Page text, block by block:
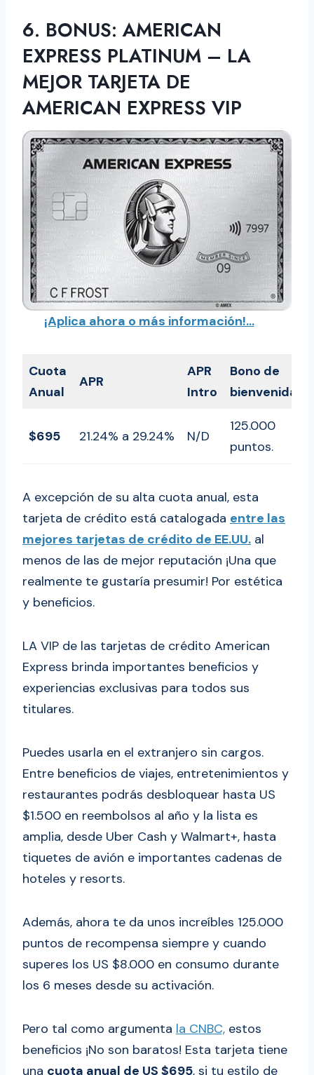
6. BONUS: AMERICAN
EXPRESS PLATINUM – LA
MEJOR TARJETA DE
AMERICAN EXPRESS VIP
¡Aplica ahora o más información!…
Cuota
Anual
APR
APR
Intro
Bono de
bienvenida
$695 21.24% a 29.24% N/D
125.000
puntos.
A excepción de su alta cuota anual, esta
tarjeta de crédito está catalogada entre las
mejores tarjetas de crédito de EE.UU. al
menos de las de mejor reputación ¡Una que
realmente te gustaría presumir! Por estética
y beneficios.
LA VIP de las tarjetas de crédito American
Express brinda importantes beneficios y
experiencias exclusivas para todos sus
titulares.
Puedes usarla en el extranjero sin cargos.
Entre beneficios de viajes, entretenimientos y
restaurantes podrás desbloquear hasta US
$1.500 en reembolsos al año y la lista es
amplia, desde Uber Cash y Walmart+, hasta
tiquetes de avión e importantes cadenas de
hoteles y resorts.
Además, ahora te da unos increíbles 125.000
puntos de recompensa siempre y cuando
superes los US $8.000 en consumo durante
los 6 meses desde su activación.
Pero tal como argumenta la CNBC, estos
beneficios ¡No son baratos! Esta tarjeta tiene
una cuota anual de US $695, si tu estilo de